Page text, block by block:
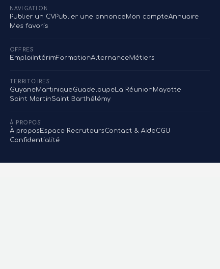
NAVIGATION
Publier un CVPublier une annonceMon compteAnnuaire
Mes favoris
OFFRES
EmploiIntérimFormationAlternanceMétiers
TERRITOIRES
GuyaneMartiniqueGuadeloupe La RéunionMayotte
Saint MartinSaint Barthélémy
À PROPOS
À propos Espace RecruteursContact & AideCGU
Confidentialité